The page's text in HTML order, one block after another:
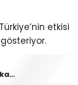
etkisi
yeni
İsrail’de tartışma yaratacak karar! ABD’li Yahudiler ülkeye alınmayacak: Nedeni ortaya çıktı